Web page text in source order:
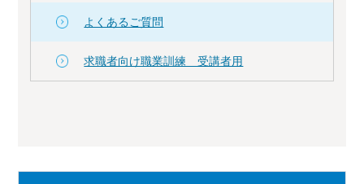
よくあるご質問
求職者向け職業訓練 受講者用